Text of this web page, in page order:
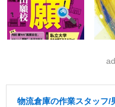
物流倉庫の作業スタッフ/